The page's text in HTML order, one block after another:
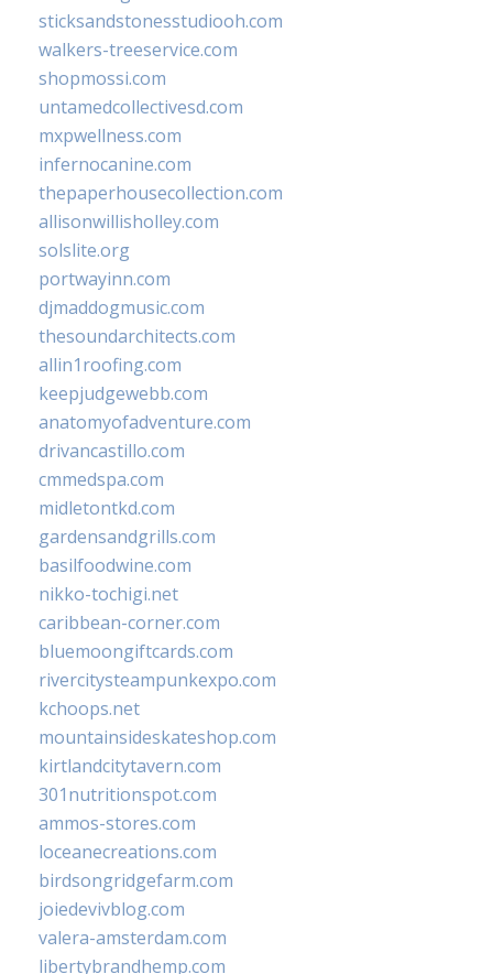
sticksandstonesstudiooh.com
walkers-treeservice.com
shopmossi.com
untamedcollectivesd.com
mxpwellness.com
infernocanine.com
thepaperhousecollection.com
allisonwillisholley.com
solslite.org
portwayinn.com
djmaddogmusic.com
thesoundarchitects.com
allin1roofing.com
keepjudgewebb.com
anatomyofadventure.com
drivancastillo.com
cmmedspa.com
midletontkd.com
gardensandgrills.com
basilfoodwine.com
nikko-tochigi.net
caribbean-corner.com
bluemoongiftcards.com
rivercitysteampunkexpo.com
kchoops.net
mountainsideskateshop.com
kirtlandcitytavern.com
301nutritionspot.com
ammos-stores.com
loceanecreations.com
birdsongridgefarm.com
joiedevivblog.com
valera-amsterdam.com
libertybrandhemp.com